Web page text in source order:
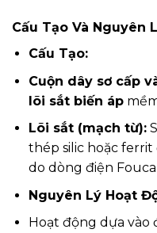
Cấu Tạo Và Nguyên
Cấu Tạo:
Cuộn dây sơ cấp
lõi sắt biến áp
Lõi sắt (mạch từ):
thép silic hoặc
do dòng điện
Nguyên Lý Hoạt
Hoạt động dựa vào